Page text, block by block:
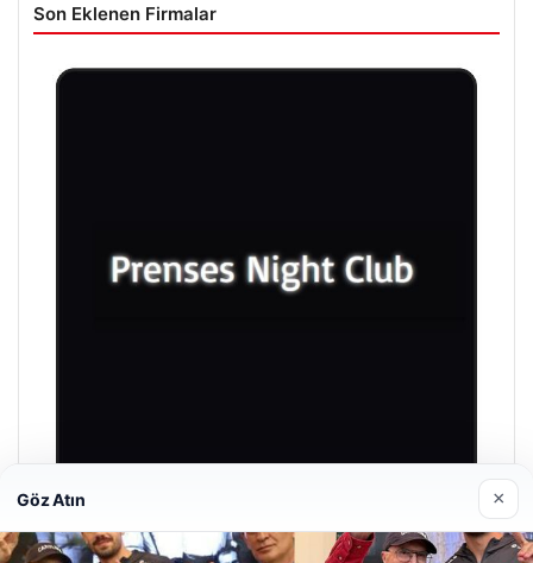
Son Eklenen Firmalar
Prenses Night Club
Göz Atın ×